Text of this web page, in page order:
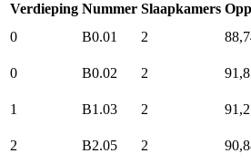
Verdieping Nummer Slaapkamers
0
B0.01 2
0
B0.02 2
1
B1.03 2
2
B2.05 2